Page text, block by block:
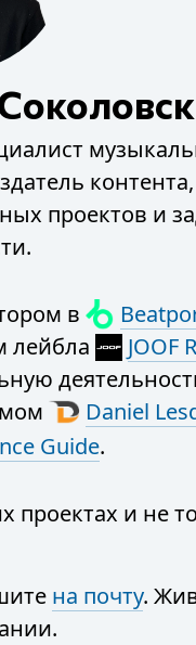
проектов и
в
лейбла
JOOF
Daniel
Guide.
проектах и не
на почту.